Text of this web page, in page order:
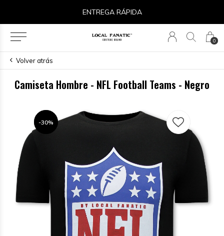
0
ENTREGA RÁPIDA
Volver atrás
Camiseta Hombre - NFL Football Teams - Negro
-30%
-30%